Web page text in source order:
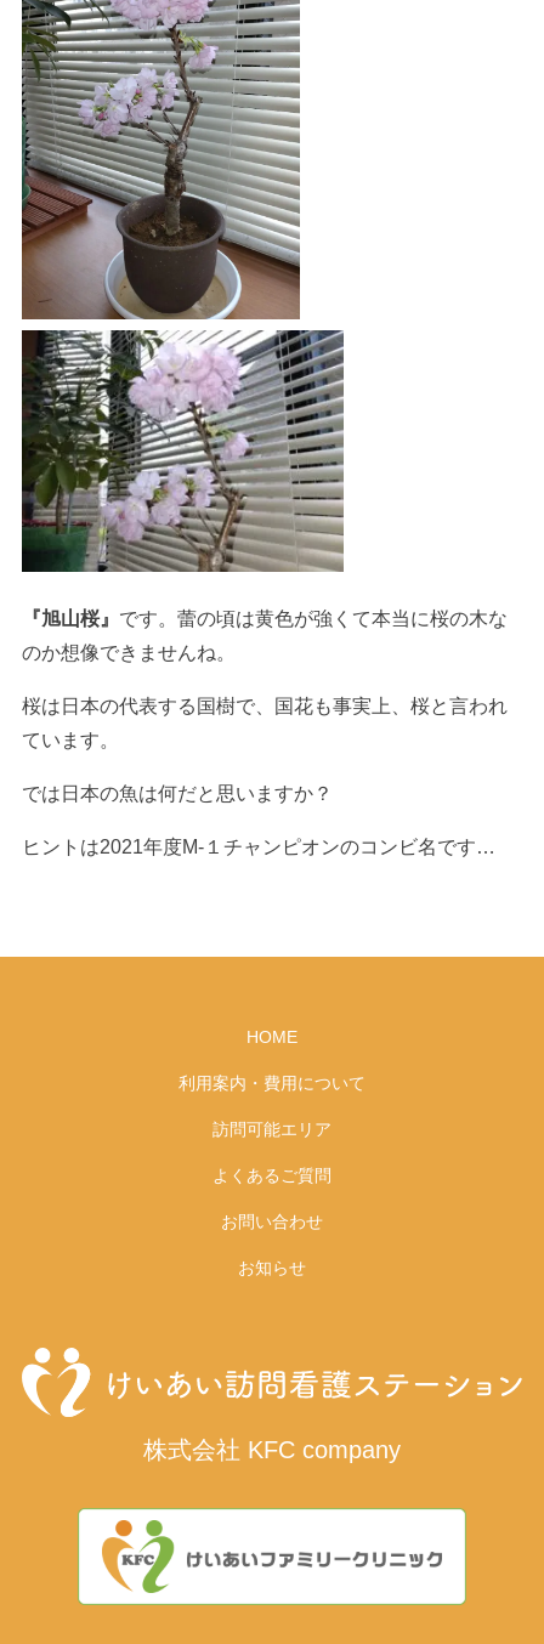
『旭山桜』 です。蕾の頃は黄色が強くて本当に桜の木な
のか想像できませんね。
桜は日本の代表する国樹で、国花も事実上、桜と言われ
ています。
では日本の魚は何だと思いますか？
ヒントは2021年度M-１チャンピオンのコンビ名です…
HOME
利用案内・費用について
訪問可能エリア
よくあるご質問
お問い合わせ
お知らせ
株式会社 KFC company